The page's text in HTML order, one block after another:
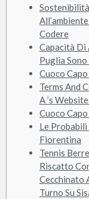
Codere
Capacità Di
Puglia Sono
Cuoco
Terms And
A ’s
Cuoco
Le Probabili
Fiorentina
Tennis
Riscatto
Cecchinato
Turno Su